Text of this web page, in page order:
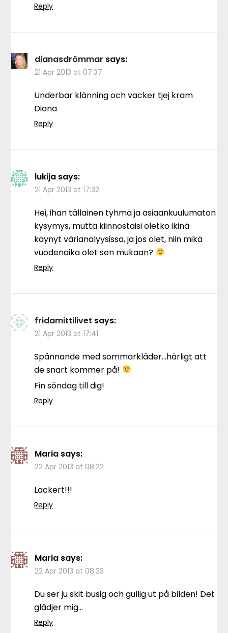
Reply
dianasdrömmar says:
21 Apr 2013 at 07:37
Underbar klänning och vacker tjej kram
Diana
Reply
lukija says:
21 Apr 2013 at 17:32
Hei, ihan tällainen tyhmä ja asiaankuulumaton
kysymys, mutta kiinnostaisi oletko ikinä
käynyt värianalyysissa, ja jos olet, niin mikä
vuodenaika olet sen mukaan?
Reply
fridamittilivet says:
21 Apr 2013 at 17:41
Spännande med sommarkläder…härligt att
de snart kommer på!
Fin söndag till dig!
Reply
Maria says:
22 Apr 2013 at 08:22
Läckert!!!
Reply
Maria says:
22 Apr 2013 at 08:23
Du ser ju skit busig och gullig ut på bilden! Det
glädjer mig…
Reply